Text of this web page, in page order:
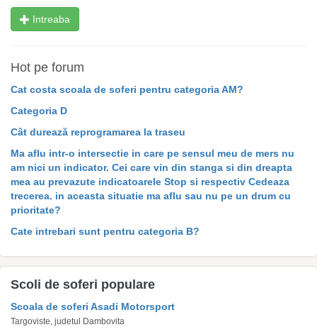
Intreaba
Hot pe forum
Cat costa scoala de soferi pentru categoria AM?
Categoria D
Cât durează reprogramarea la traseu
Ma aflu intr-o intersectie in care pe sensul meu de mers nu
am nici un indicator. Cei care vin din stanga si din dreapta
mea au prevazute indicatoarele Stop si respectiv Cedeaza
trecerea. in aceasta situatie ma aflu sau nu pe un drum cu
prioritate?
Cate intrebari sunt pentru categoria B?
Scoli de soferi populare
Scoala de soferi Asadi Motorsport
Targoviste, judetul Dambovita